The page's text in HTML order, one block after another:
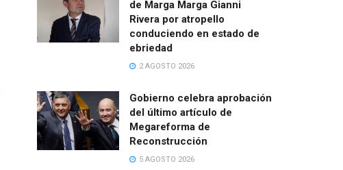
de Marga Marga Gianni
Rivera por atropello
conduciendo en estado de
ebriedad
2 AGOSTO 2026
Gobierno celebra aprobación
del último artículo de
Megareforma de
Reconstrucción
5 AGOSTO 2026